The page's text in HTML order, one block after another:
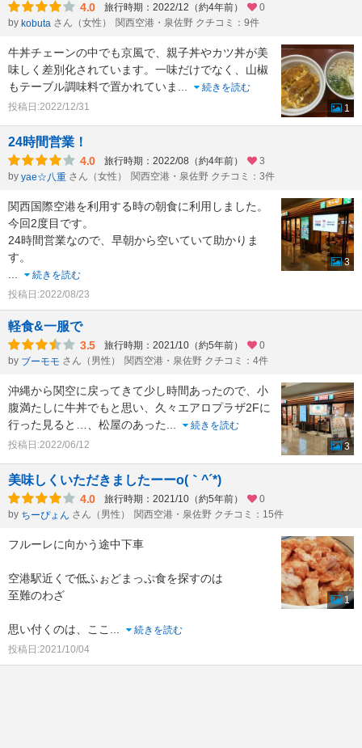
4.0 旅行時期：2022/12（約4年前）
0
by kobuta さん（女性） 関西空港・泉佐野 クチコミ：9件
牛丼チェーンの中でも京風で、親子丼やカツ丼が美
味しく差別化されています。一味だけでなく、山椒
もテーブル調味料で置かれていま
続きを読む
投稿日:2022/12/31
1
24時間営業！
4.0 旅行時期：2022/08（約4年前）
3
by yae☆八重 さん（女性） 関西空港・泉佐野 クチコミ：3件
関西国際空港を利用する時の朝食に利用しました。
今回2度目です。
24時間営業なので、早朝から空いていて助かりま
す。
続きを読む
投稿日:2022/08/23
3
軽食&一服で
3.5 旅行時期：2021/10（約5年前）
0
by ブーモモ さん（男性） 関西空港・泉佐野 クチコミ：4件
沖縄から関空に戻ってきて少し時間あったので、小
腹満たしに牛丼でもと思い、久々エアロプラザ2Fに
行った見ると…、松屋のあった
続きを読む
投稿日:2022/06/12
3
美味しくいただきましたーーo(｀^´*)
4.0 旅行時期：2021/10（約5年前）
0
by ちーぴょん さん（男性） 関西空港・泉佐野 クチコミ：15件
フルーレに向かう途中下車
空港駅近くで低ふぉどまっぷ食を探すのは
至難のわざ
思い付くのは、ここ
続きを読む
投稿日:2021/10/04
1